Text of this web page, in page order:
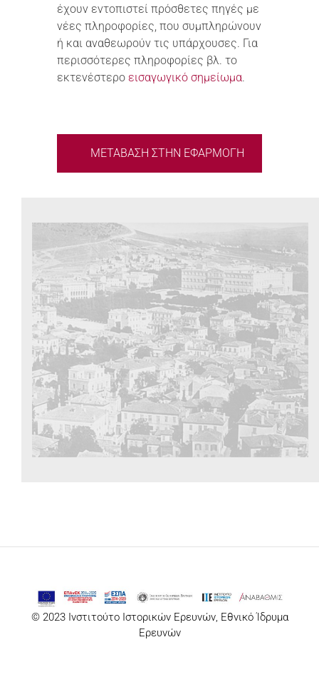
έχουν εντοπιστεί πρόσθετες πηγές με
νέες πληροφορίες, που συμπληρώνουν
ή και αναθεωρούν τις υπάρχουσες. Για
περισσότερες πληροφορίες βλ. το
εκτενέστερο εισαγωγικό σημείωμα.
ΜΕΤΑΒΑΣΗ ΣΤΗΝ ΕΦΑΡΜΟΓΗ
© 2023 Ινστιτούτο Ιστορικών Ερευνών, Εθνικό Ίδρυμα
Ερευνών